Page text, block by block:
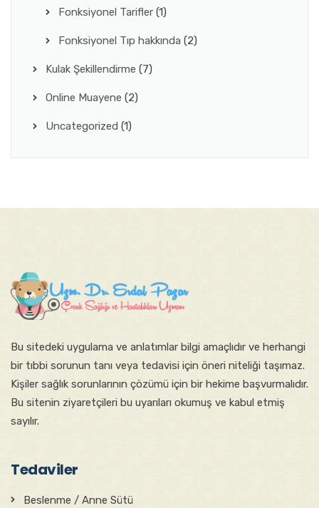
Fonksiyonel Tarifler (1)
Fonksiyonel Tıp hakkında (2)
Kulak Şekillendirme (7)
Online Muayene (2)
Uncategorized (1)
Bu sitede​ki​​ uygulama ve anlatımlar ​bilgi amaçlıdır ve herhangi
bir tıbbi sorunun tanı veya tedavisi için öneri niteliği taşımaz.
Kişiler sağlık sorunlarının çözümü için bir hekime başvurmalıdır.
Bu sitenin ziyaretçileri bu uyarıları okumuş ve kabul etmiş
sayılır.
Tedaviler
Beslenme / Anne Sütü